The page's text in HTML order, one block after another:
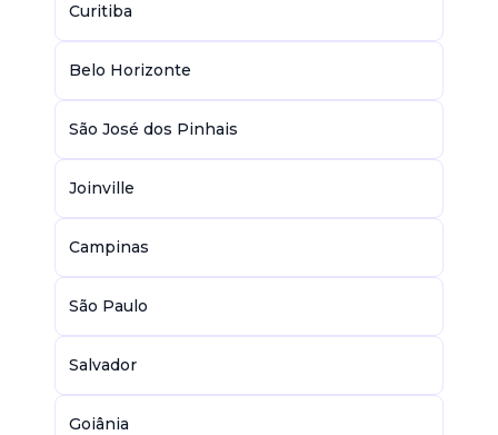
Curitiba
Belo Horizonte
São José dos Pinhais
Joinville
Campinas
São Paulo
Salvador
Goiânia